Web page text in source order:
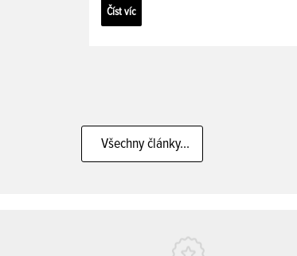
Číst víc
Všechny články...